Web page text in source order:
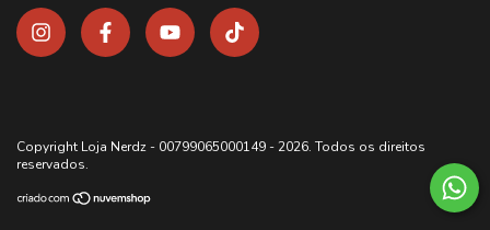
Copyright Loja Nerdz - 00799065000149 - 2026. Todos os direitos
reservados.